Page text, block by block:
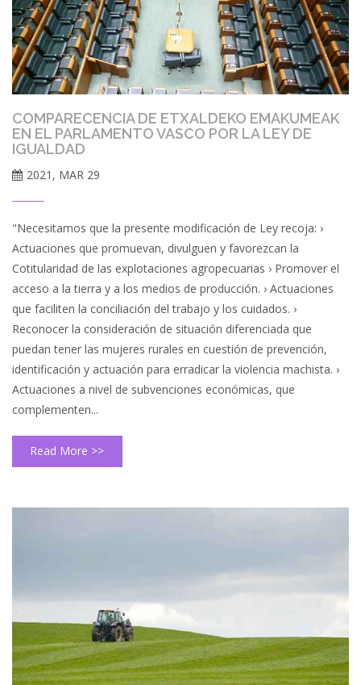
COMPARECENCIA DE ETXALDEKO EMAKUMEAK
EN EL PARLAMENTO VASCO POR LA LEY DE
IGUALDAD
2021, MAR 29
"Necesitamos que la presente modificación de Ley recoja: ›
Actuaciones que promuevan, divulguen y favorezcan la
Cotitularidad de las explotaciones agropecuarias › Promover el
acceso a la tierra y a los medios de producción. › Actuaciones
que faciliten la conciliación del trabajo y los cuidados. ›
Reconocer la consideración de situación diferenciada que
puedan tener las mujeres rurales en cuestión de prevención,
identificación y actuación para erradicar la violencia machista. ›
Actuaciones a nivel de subvenciones económicas, que
complementen...
Read More >>